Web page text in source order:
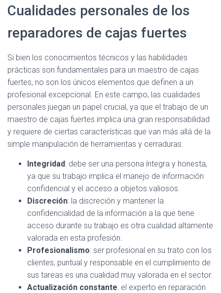
Cualidades personales de los
reparadores de cajas fuertes
Si bien los conocimientos técnicos y las habilidades
prácticas son fundamentales para un maestro de cajas
fuertes, no son los únicos elementos que definen a un
profesional excepcional. En este campo, las cualidades
personales juegan un papel crucial, ya que el trabajo de un
maestro de cajas fuertes implica una gran responsabilidad
y requiere de ciertas características que van más allá de la
simple manipulación de herramientas y cerraduras.
Integridad: debe ser una persona íntegra y honesta,
ya que su trabajo implica el manejo de información
confidencial y el acceso a objetos valiosos.
Discreción: la discreción y mantener la
confidencialidad de la información a la que tiene
acceso durante su trabajo es otra cualidad altamente
valorada en esta profesión.
Profesionalismo: ser profesional en su trato con los
clientes, puntual y responsable en el cumplimiento de
sus tareas es una cualidad muy valorada en el sector.
Actualización constante: el experto en reparación